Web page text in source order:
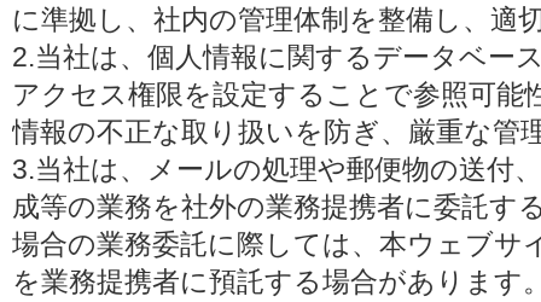
に準拠し、社内の管理体制を整備し、適
2.当社は、個人情報に関するデータベー
アクセス権限を設定することで参照可能
情報の不正な取り扱いを防ぎ、厳重な管
3.当社は、メールの処理や郵便物の送付
成等の業務を社外の業務提携者に委託す
場合の業務委託に際しては、本ウェブサ
を業務提携者に預託する場合があります